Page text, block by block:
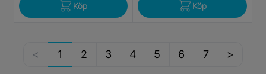
Köp Köp
1 2 3 4 5 6 7